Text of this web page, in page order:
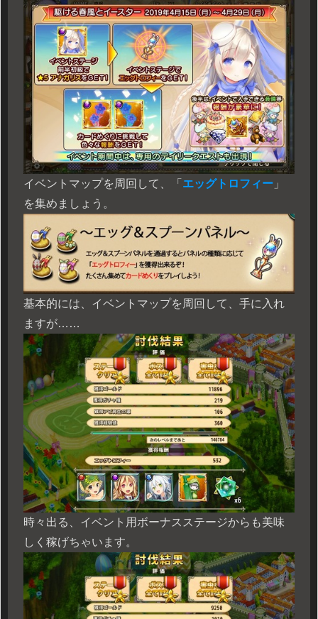
イベントマップを周回して、「 エッグトロフィー 」
を集めましょう。
基本的には、イベントマップを周回して、手に入れ
ますが……
時々出る、イベント用ボーナスステージからも美味
しく稼げちゃいます。